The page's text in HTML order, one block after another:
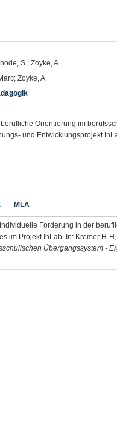
S.; Zoyke, A.
Zoyke, A.
Orientierung im
und Entwicklungsprojekt
MLA
Förderung in der
im Projekt InLab. In: Kremer H-H,
Übergangssystem -